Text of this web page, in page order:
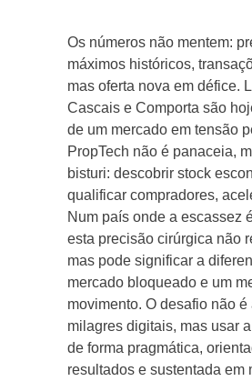
Os números não mentem:
máximos históricos,
mas oferta nova em défice.
Cascais e Comporta são
de um mercado em tensão
PropTech não é panaceia,
bisturi: descobrir stock
qualificar compradores,
Num país onde a escassez
esta precisão cirúrgica não
mas pode significar a
mercado bloqueado e um
movimento. O desafio não é
milagres digitais, mas usar
de forma pragmática,
resultados e sustentada em